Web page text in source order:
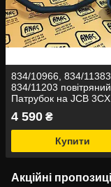
834/10966, 834/11383,
834/11203 повітряний
Патрубок на JCB 3CX,
4 590 ₴
Купити
Акційні